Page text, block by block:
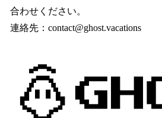
合わせください。
連絡先：contact@ghost.vacations